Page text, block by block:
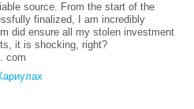
source. From the start of the
finalized, I am incredibly
did ensure all my stolen investment
it is shocking, right?
com